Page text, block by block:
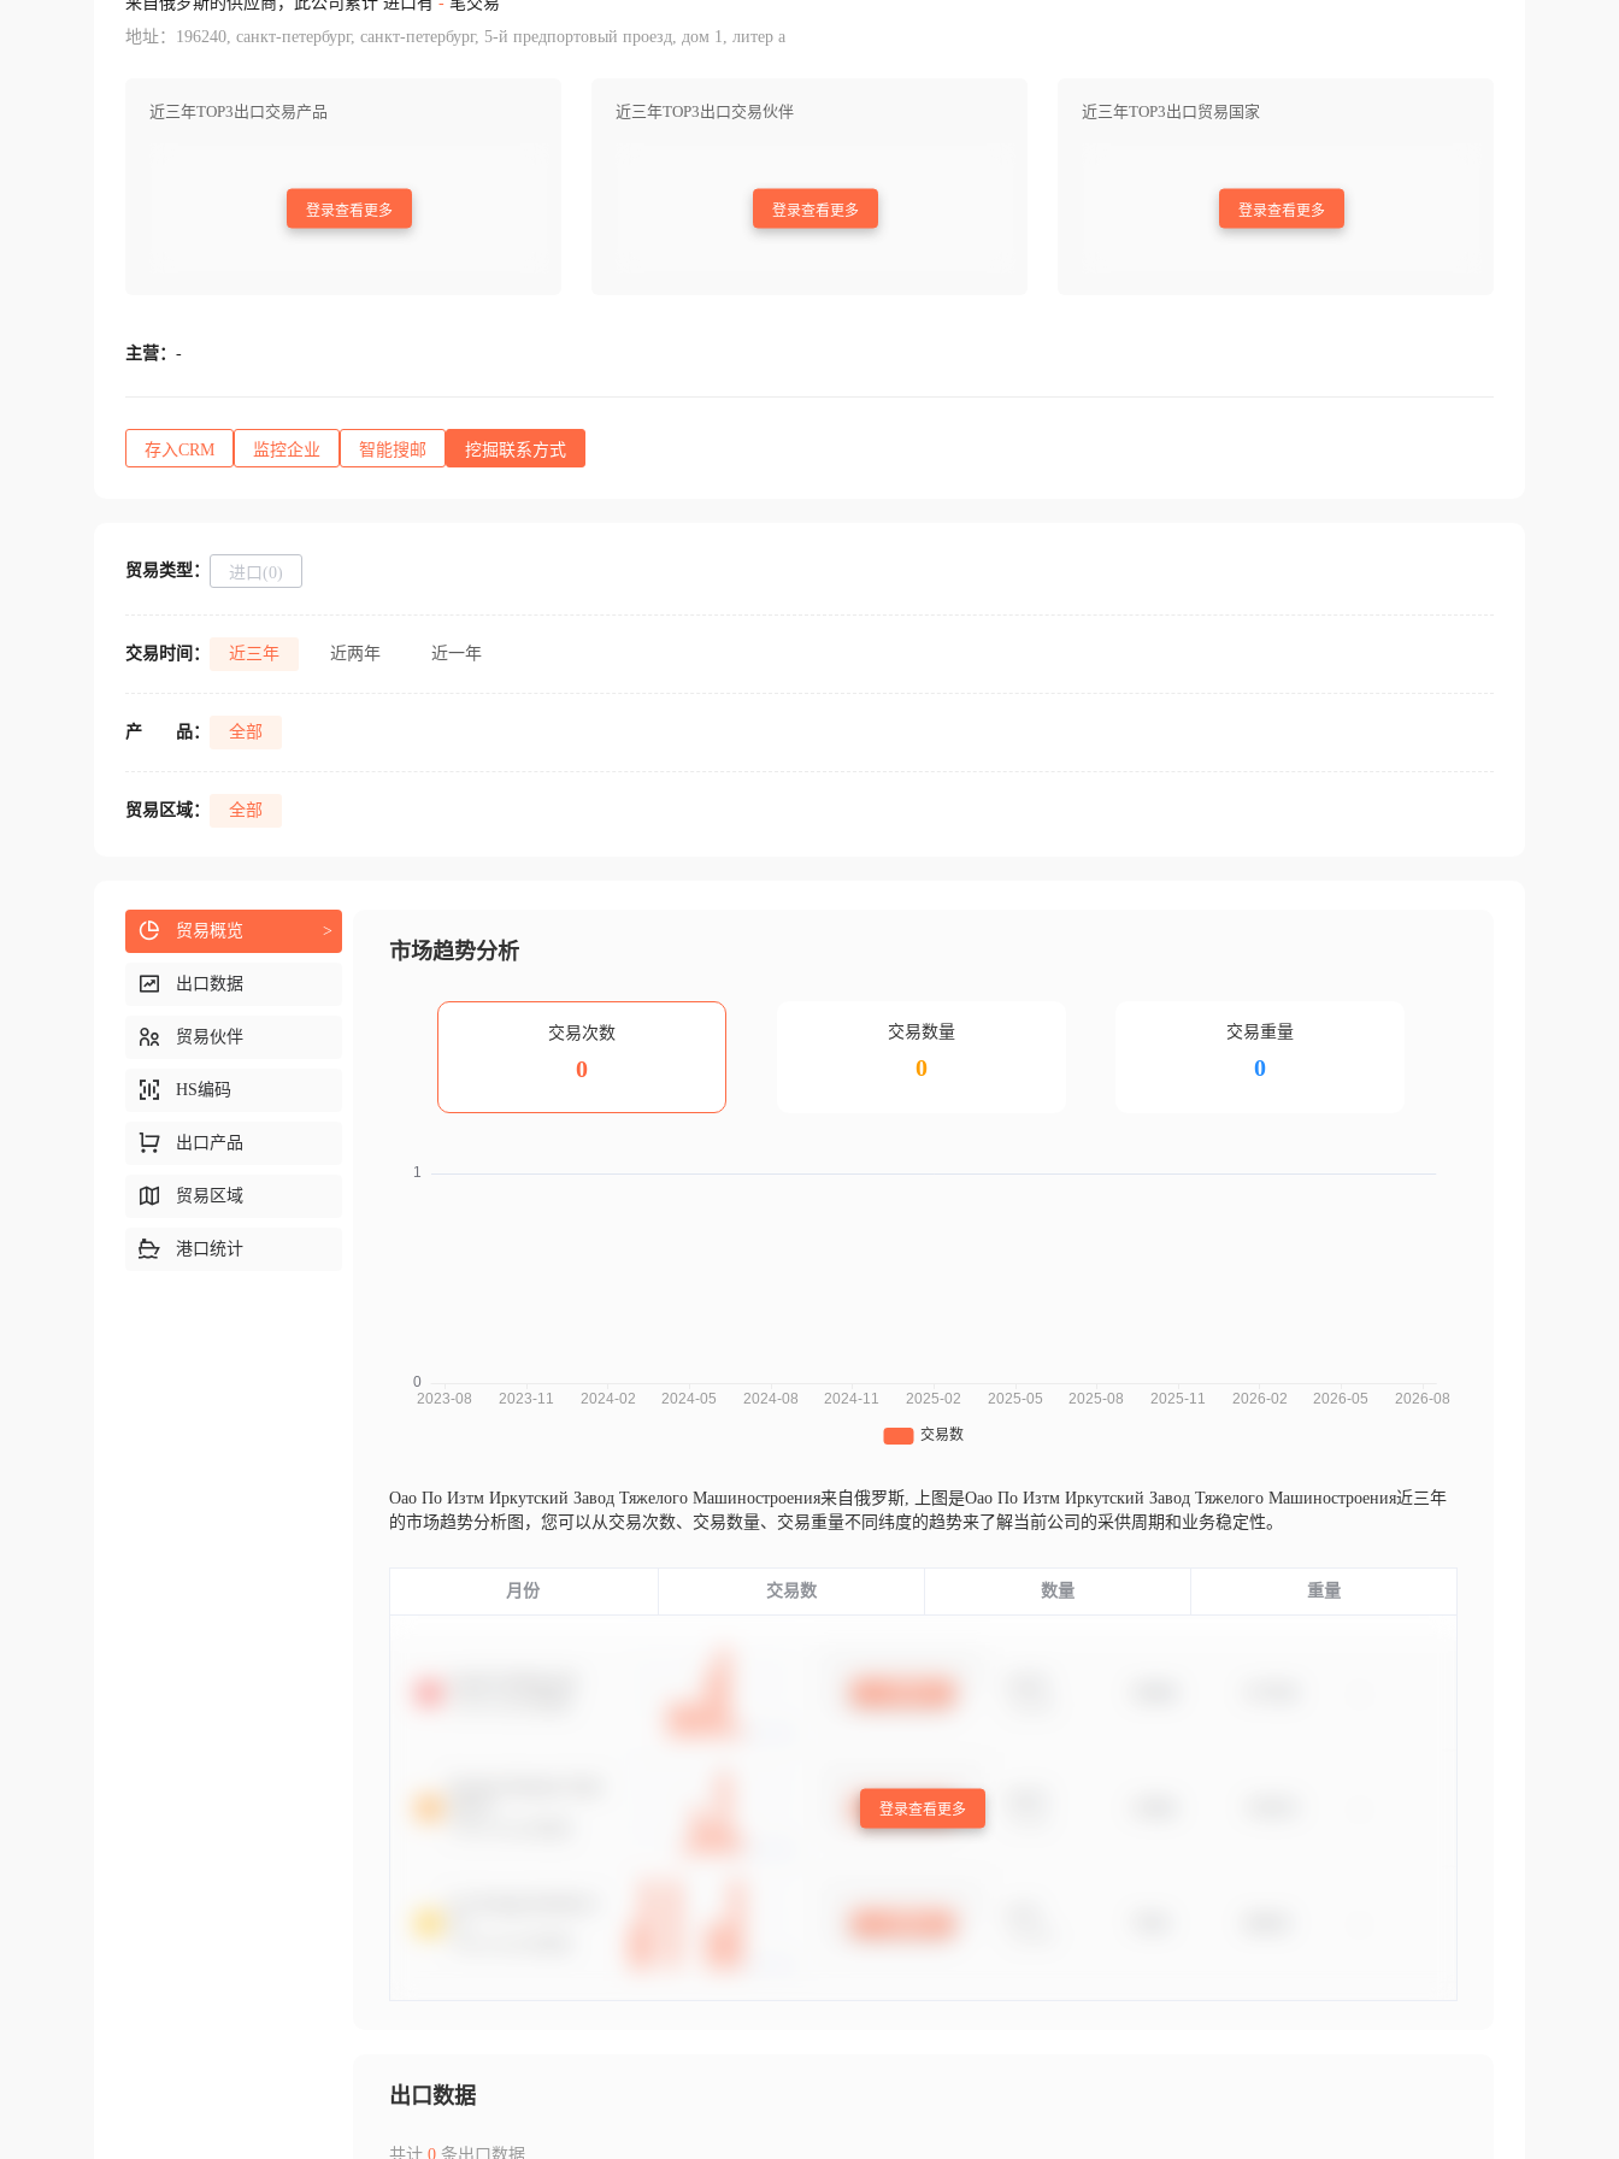
地址：196240, санкт-петербург, санкт-петербург, 5-й предпортовый проезд, дом 1, литер а
近三年TOP3出口交易产品
登录查看更多
近三年TOP3出口交易伙伴
登录查看更多
近三年TOP3出口贸易国家
登录查看更多
主营： -
存入CRM 监控企业 智能搜邮 挖掘联系方式
贸易类型： 进口(0)
交易时间： 近三年 近两年 近一年
产 品： 全部
贸易区域： 全部
市场趋势分析
交易次数
0
交易数量
0
交易重量
0
Оао По Изтм Иркутский Завод Тяжелого Машиностроения来自俄罗斯,
上图是Оао По Изтм Иркутский Завод Тяжелого Машиностроения近三年
的市场趋势分析图，您可以从交易次数、交易数量、交易重量不同纬度的趋势来了解当前公司的采供周期和业务稳定性。
月份 交易数 数量 重量
登录查看更多
出口数据
共计 0条出口数据
贸易概览 >
出口数据
贸易伙伴
HS编码
出口产品
贸易区域
港口统计